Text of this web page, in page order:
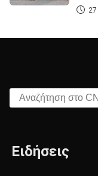
Αναζήτηση στο
Ειδήσεις